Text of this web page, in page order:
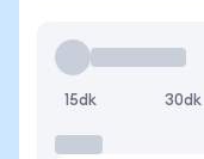
15dk 30dk